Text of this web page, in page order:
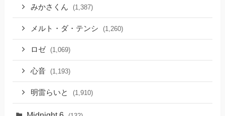
みかさくん (1,387)
メルト・ダ・テンシ (1,260)
ロゼ (1,069)
心音 (1,193)
明雷らいと (1,910)